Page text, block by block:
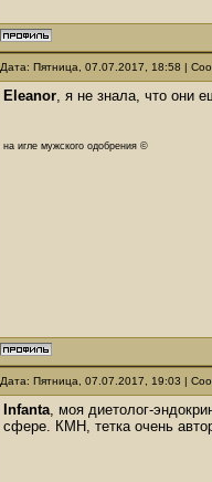
Дата: Пятница, 07.07.2017, 18:58 |
Eleanor, я не знала, что они
на игле мужского одобрения ©
Дата: Пятница, 07.07.2017, 19:03 |
Infanta, моя диетолог-
сфере. КМН, тетка очень